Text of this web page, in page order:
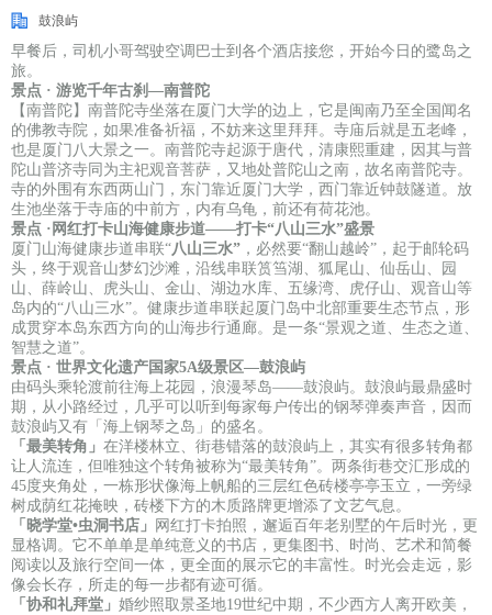
鼓浪屿
早餐后，司机小哥驾驶空调巴士到各个酒店接您，开始今日的鹭岛之
旅。
景点 · 游览千年古刹—南普陀
【南普陀】南普陀寺坐落在厦门大学的边上，它是闽南乃至全国闻名
的佛教寺院，如果准备祈福，不妨来这里拜拜。寺庙后就是五老峰，
也是厦门八大景之一。南普陀寺起源于唐代，清康熙重建，因其与普
陀山普济寺同为主祀观音菩萨，又地处普陀山之南，故名南普陀寺。
寺的外围有东西两山门，东门靠近厦门大学，西门靠近钟鼓隧道。放
生池坐落于寺庙的中前方，内有乌龟，前还有荷花池。
景点 ·网红打卡山海健康步道——打卡“八山三水”盛景
厦门山海健康步道串联“八山三水” ，必然要“翻山越岭”，起于邮轮码
头，终于观音山梦幻沙滩，沿线串联筼筜湖、狐尾山、仙岳山、园
山、薛岭山、虎头山、金山、湖边水库、五缘湾、虎仔山、观音山等
岛内的“八山三水”。健康步道串联起厦门岛中北部重要生态节点，形
成贯穿本岛东西方向的山海步行通廊。是一条“景观之道、生态之道、
智慧之道”。
景点 · 世界文化遗产国家5A级景区—鼓浪屿
由码头乘轮渡前往海上花园，浪漫琴岛——鼓浪屿。鼓浪屿最鼎盛时
期，从小路经过，几乎可以听到每家每户传出的钢琴弹奏声音，因而
鼓浪屿又有「海上钢琴之岛」的盛名。
「最美转角」 在洋楼林立、街巷错落的鼓浪屿上，其实有很多转角都
让人流连，但唯独这个转角被称为“最美转角”。两条街巷交汇形成的
45度夹角处，一栋形状像海上帆船的三层红色砖楼亭亭玉立，一旁绿
树成荫红花掩映，砖楼下方的木质路牌更增添了文艺气息。
「晓学堂•虫洞书店」 网红打卡拍照，邂逅百年老别墅的午后时光，更
显格调。它不单单是单纯意义的书店，更集图书、时尚、艺术和简餐
阅读以及旅行空间一体，更全面的展示它的丰富性。时光会走远，影
像会长存，所走的每一步都有迹可循。
「协和礼拜堂」 婚纱照取景圣地19世纪中期，不少西方人离开欧美，